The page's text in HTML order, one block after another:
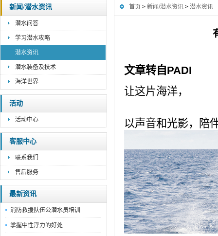
新闻/潜水资讯
潜水问答
学习潜水攻略
潜水资讯
潜水装备及技术
海洋世界
活动
活动中心
客服中心
联系我们
售后服务
最新资讯
消防救援队伍公潜水员培训
掌握中性浮力的好处
首页 > 新闻/潜水资讯 > 潜水资讯
文章转自PADI
让这片海洋，
以声音和光影，陪